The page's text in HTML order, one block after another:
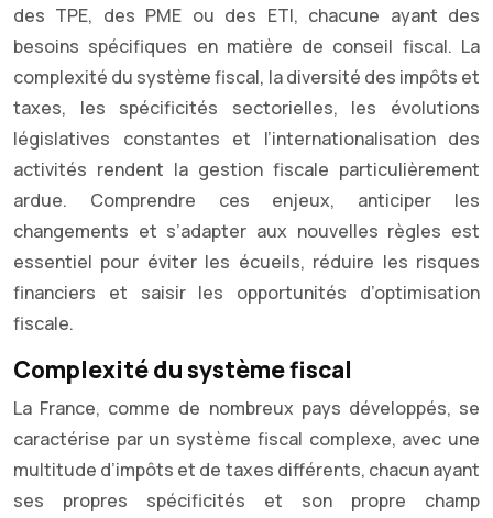
des TPE, des PME ou des ETI, chacune ayant des
besoins spécifiques en matière de conseil fiscal. La
complexité du système fiscal, la diversité des impôts et
taxes, les spécificités sectorielles, les évolutions
législatives constantes et l’internationalisation des
activités rendent la gestion fiscale particulièrement
ardue. Comprendre ces enjeux, anticiper les
changements et s’adapter aux nouvelles règles est
essentiel pour éviter les écueils, réduire les risques
financiers et saisir les opportunités d’optimisation
fiscale.
Complexité du système fiscal
La France, comme de nombreux pays développés, se
caractérise par un système fiscal complexe, avec une
multitude d’impôts et de taxes différents, chacun ayant
ses propres spécificités et son propre champ